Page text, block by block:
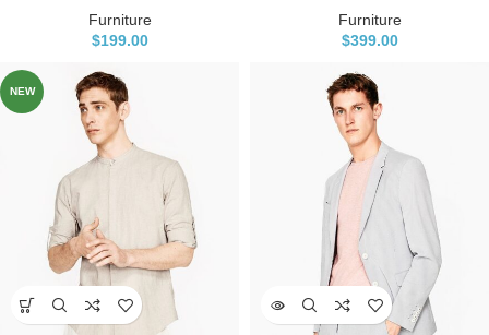
Furniture
$199.00
Furniture
$399.00
NEW